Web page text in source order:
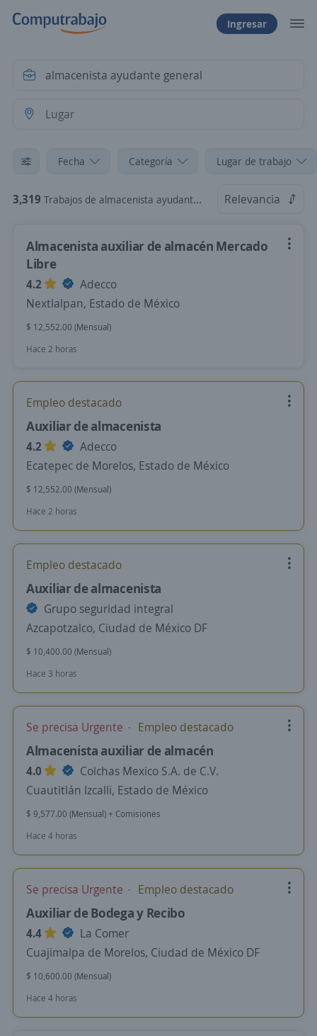
Ingresar
Fecha Categoría Lugar de trabajo
3,319 Trabajos de almacenista ayudante general Relevancia
Almacenista auxiliar de almacén Mercado
Libre
4.2
Adecco
Nextlalpan, Estado de México
$ 12,552.00 (Mensual)
Hace 2 horas
Empleo destacado
Auxiliar de almacenista
4.2
Adecco
Ecatepec de Morelos, Estado de México
$ 12,552.00 (Mensual)
Hace 2 horas
Empleo destacado
Auxiliar de almacenista
Grupo seguridad integral
Azcapotzalco, Ciudad de México DF
$ 10,400.00 (Mensual)
Hace 3 horas
Se precisa Urgente Empleo destacado
Almacenista auxiliar de almacén
4.0
Colchas Mexico S.A. de C.V.
Cuautitlán Izcalli, Estado de México
$ 9,577.00 (Mensual) + Comisiones
Hace 4 horas
Se precisa Urgente Empleo destacado
Auxiliar de Bodega y Recibo
4.4
La Comer
Cuajimalpa de Morelos, Ciudad de México DF
$ 10,600.00 (Mensual)
Hace 4 horas